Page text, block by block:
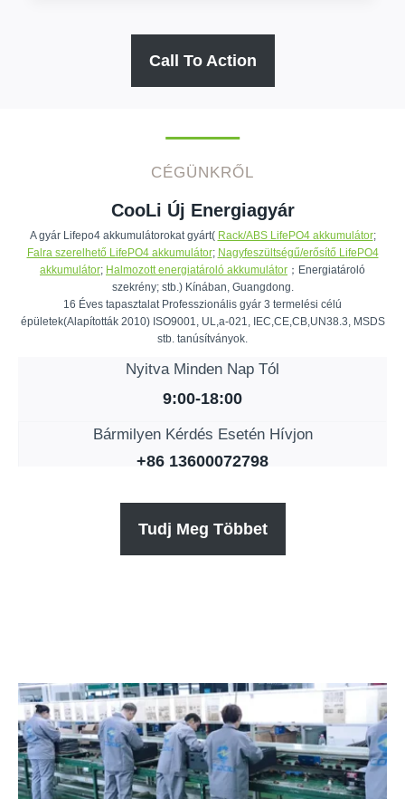
Call To Action
CÉGÜNKRŐL
CooLi Új Energiagyár
A gyár Lifepo4 akkumulátorokat gyárt( Rack/ABS LifePO4 akkumulátor;
Falra szerelhető LifePO4 akkumulátor; Nagyfeszültségű/erősítő LifePO4
akkumulátor; Halmozott energiatároló akkumulátor ；Energiatároló
szekrény; stb.) Kínában, Guangdong.
16 Éves tapasztalat Professzionális gyár 3 termelési célú
épületek(Alapították 2010) ISO9001, UL,a-021, IEC,CE,CB,UN38.3, MSDS
stb. tanúsítványok.
Nyitva Minden Nap Tól
9:00-18:00
Bármilyen Kérdés Esetén Hívjon
+86 13600072798
Tudj Meg Többet